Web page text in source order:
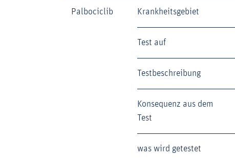
Palbociclib Krankheitsgebiet
Test auf
Testbeschreibung
Konsequenz aus dem
Test
was wird getestet